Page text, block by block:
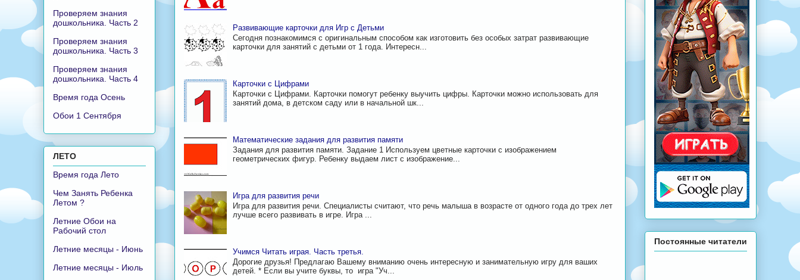
Развивающие карточки для Игр с Детьми
Сегодня познакомимся с оригинальным способом как изготовить без особых затрат развивающие
карточки для занятий с детьми от 1 года. Интересн...
Карточки с Цифрами
Карточки с Цифрами. Карточки помогут ребенку выучить цифры. Карточки можно использовать для
занятий дома, в детском саду или в начальной шк...
Математические задания для развития памяти
Задания для развития памяти. Задание 1 Используем цветные карточки с изображением
геометрических фигур. Ребенку выдаем лист с изображение...
Игра для развития речи
Игра для развития речи. Специалисты считают, что речь малыша в возрасте от одного года до трех лет
лучше всего развивать в игре. Игра ...
Учимся Читать играя. Часть третья.
Дорогие друзья! Предлагаю Вашему вниманию очень интересную и занимательную игру для ваших
детей. * Если вы учите буквы, то игра "Уч...
Проверяем знания
дошкольника. Часть 2
Проверяем знания
дошкольника. Часть 3
Проверяем знания
дошкольника. Часть 4
Время года Осень
Обои 1 Сентября
ЛЕТО
Время года Лето
Чем Занять Ребенка
Летом ?
Летние Обои на
Рабочий стол
Летние месяцы - Июнь
Летние месяцы - Июль
Постоянные читатели